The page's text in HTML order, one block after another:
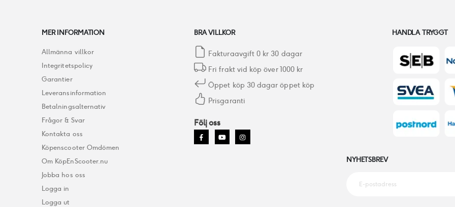
MER INFORMATION
Allmänna villkor
Integritetspolicy
Garantier
Leveransinformation
Betalningsalternativ
Frågor & Svar
Kontakta oss
Köpenscooter Omdömen
Om KöpEnScooter.nu
Jobba hos oss
Logga in
Logga ut
BRA VILLKOR
Fakturaavgift 0 kr 30 dagar
Fri frakt vid köp över 1000 kr
Öppet köp 30 dagar öppet köp
Prisgaranti
Följ oss
HANDLA TRYGGT
NYHETSBREV